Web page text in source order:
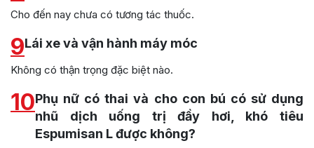
Cho đến nay chưa có tương tác thuốc.
9Lái xe và vận hành máy móc
Không có thận trọng đặc biệt nào.
10Phụ nữ có thai và cho con bú có sử dụng
nhũ dịch uống trị đầy hơi, khó tiêu
Espumisan L được không?